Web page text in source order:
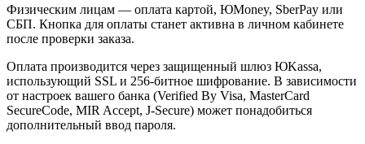
Физическим лицам — оплата картой, ЮMoney, SberPay или
СБП. Кнопка для оплаты станет активна в личном кабинете
после проверки заказа.
Оплата производится через защищенный шлюз ЮKassa,
использующий SSL и 256-битное шифрование. В зависимости
от настроек вашего банка (Verified By Visa, MasterCard
SecureCode, MIR Accept, J-Secure) может понадобиться
дополнительный ввод пароля.